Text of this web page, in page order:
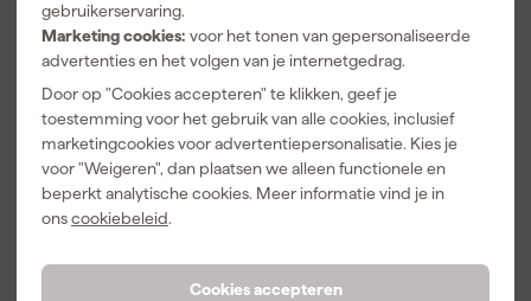
gebruikerservaring.
Marketing cookies: voor het tonen van gepersonaliseerde
advertenties en het volgen van je internetgedrag.
Door op "Cookies accepteren" te klikken, geef je
toestemming voor het gebruik van alle cookies, inclusief
marketingcookies voor advertentiepersonalisatie. Kies je
voor "Weigeren", dan plaatsen we alleen functionele en
beperkt analytische cookies. Meer informatie vind je in
onscookiebeleid.
Cookies accepteren
Vaak gekocht met